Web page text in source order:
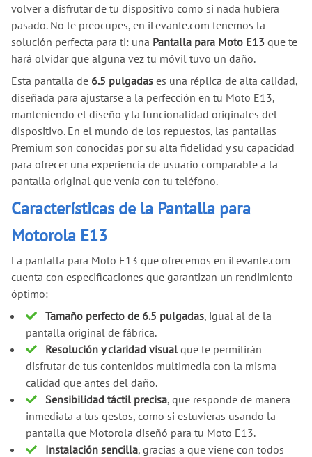
volver a disfrutar de tu dispositivo como si nada hubiera
pasado. No te preocupes, en iLevante.com tenemos la
solución perfecta para ti: una Pantalla para Moto E13 que te
hará olvidar que alguna vez tu móvil tuvo un daño.
Esta pantalla de 6.5 pulgadas es una réplica de alta calidad,
diseñada para ajustarse a la perfección en tu Moto E13,
manteniendo el diseño y la funcionalidad originales del
dispositivo. En el mundo de los repuestos, las pantallas
Premium son conocidas por su alta fidelidad y su capacidad
para ofrecer una experiencia de usuario comparable a la
pantalla original que venía con tu teléfono.
Características de la Pantalla para
Motorola E13
La pantalla para Moto E13 que ofrecemos en iLevante.com
cuenta con especificaciones que garantizan un rendimiento
óptimo:
Tamaño perfecto de 6.5 pulgadas, igual al de la
pantalla original de fábrica.
Resolución y claridad visualque te permitirán
disfrutar de tus contenidos multimedia con la misma
calidad que antes del daño.
Sensibilidad táctil precisa, que responde de manera
inmediata a tus gestos, como si estuvieras usando la
pantalla que Motorola diseñó para tu Moto E13.
Instalación sencilla, gracias a que viene con todos